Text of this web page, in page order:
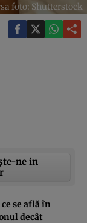
foto: Shutterstock
ne in
se află în
decât